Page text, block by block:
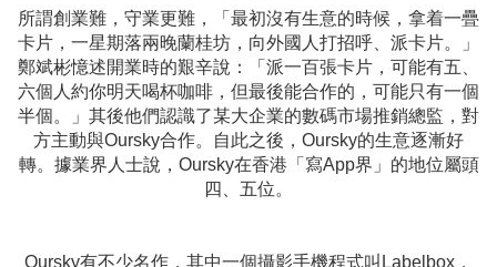
所謂創業難，守業更難，「最初沒有生意的時候，拿着一疊
卡片，一星期落兩晚蘭桂坊，向外國人打招呼、派卡片。」
鄭斌彬憶述開業時的艱辛說：「派一百張卡片，可能有五、
六個人約你明天喝杯咖啡，但最後能合作的，可能只有一個
半個。」其後他們認識了某大企業的數碼市場推銷總監，對
方主動與Oursky合作。自此之後，Oursky的生意逐漸好
轉。據業界人士說，Oursky在香港「寫App界」的地位屬頭
四、五位。
Oursky有不少名作，其中一個攝影手機程式叫Labelbox，